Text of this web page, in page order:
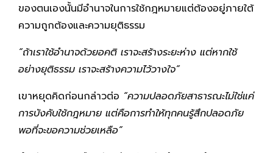
ของตนเองนั้นมีอำนาจในการใช้กฎหมายแต่ต้องอยู่ภายใต้
ความถูกต้องและความยุติธรรม
“ถ้าเราใช้อำนาจด้วยอคติ เราจะสร้างระยะห่าง แต่หากใช้
อย่างยุติธรรม เราจะสร้างความไว้วางใจ”
เขาหยุดคิดก่อนกล่าวต่อ “ความปลอดภัยสาธารณะไม่ใช่แค่
การบังคับใช้กฎหมาย แต่คือการทำให้ทุกคนรู้สึกปลอดภัย
พอที่จะขอความช่วยเหลือ”